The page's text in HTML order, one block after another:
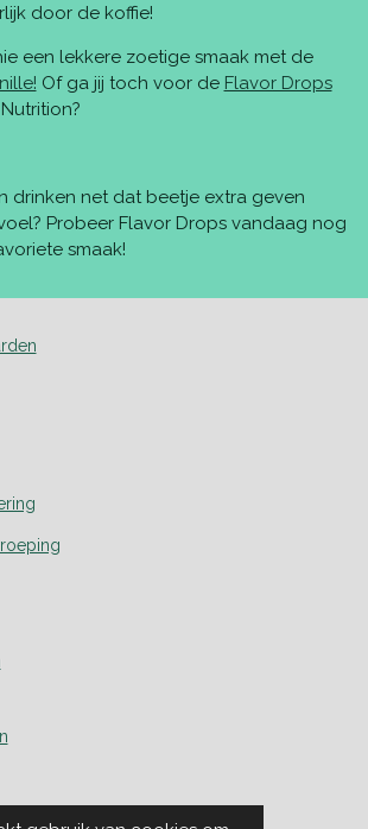
door de koffie!
een lekkere zoetige smaak met de
Of ga jij toch voor de Flavor Drops
drinken net dat beetje extra geven
Probeer Flavor Drops vandaag nog
smaak!